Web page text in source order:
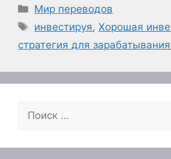
Рубрики
Мир переводов
Метки
инвестируя,Хорошая
стратегия для
Поиск: